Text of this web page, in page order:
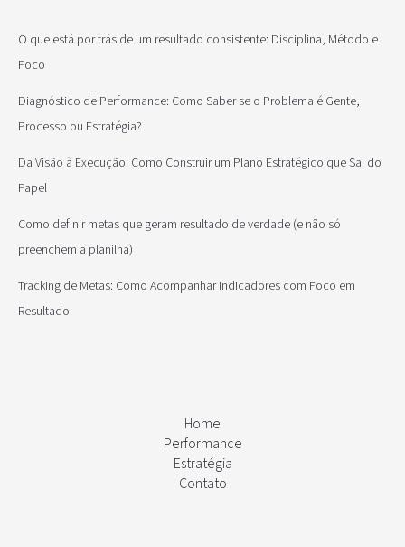
O que está por trás de um resultado consistente: Disciplina, Método e
Foco
Diagnóstico de Performance: Como Saber se o Problema é Gente,
Processo ou Estratégia?
Da Visão à Execução: Como Construir um Plano Estratégico que Sai do
Papel
Como definir metas que geram resultado de verdade (e não só
preenchem a planilha)
Tracking de Metas: Como Acompanhar Indicadores com Foco em
Resultado
Home
Performance
Estratégia
Contato